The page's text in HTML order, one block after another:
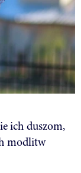
ich duszom,
modlitw